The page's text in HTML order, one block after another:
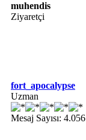
muhendis
Ziyaretçi
fort_apocalypse
Uzman
Mesaj Sayısı: 4.056